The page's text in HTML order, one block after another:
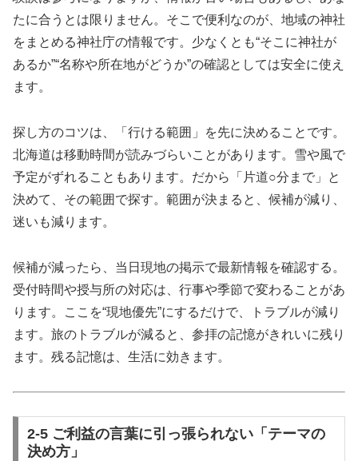
たに合うとは限りません。そこで便利なのが、地域の神社
をまとめる神社庁の情報です。少なくとも“そこに神社が
あるか”“名称や所在地がどうか”の確認としては安全に使え
ます。
探し方のコツは、「行ける範囲」を先に決めることです。
北海道は移動時間が読みづらいことがあります。雪や風で
予定がずれることもあります。だから「片道○分まで」と
決めて、その範囲で探す。範囲が決まると、候補が減り、
迷いも減ります。
候補が減ったら、当日現地の掲示で最新情報を確認する。
受付時間や授与所の対応は、行事や季節で変わることがあ
ります。ここを“現地優先”にするだけで、トラブルが減り
ます。旅のトラブルが減ると、参拝の記憶がきれいに残り
ます。残る記憶は、生活に効きます。
2-5 ご利益の言葉に引っ張られない「テーマの
決め方」